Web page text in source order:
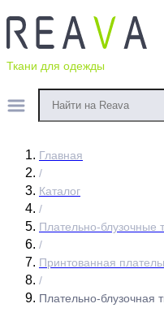
Ткани для одежды
Главная
/
Каталог
/
Плательно-блузочные
/
Принтованная
/
Плательно-блузочная